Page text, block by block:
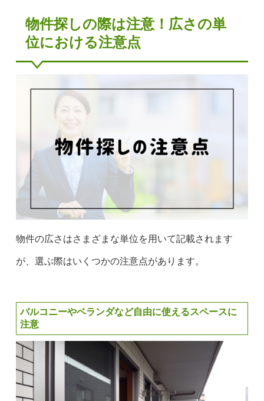
物件探しの際は注意！広さの単
位における注意点
物件の広さはさまざまな単位を用いて記載されます
が、選ぶ際はいくつかの注意点があります。
バルコニーやベランダなど自由に使えるスペースに
注意